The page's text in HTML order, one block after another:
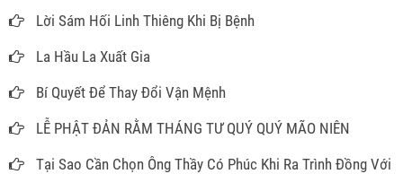
Lời Sám Hối Linh Thiêng Khi Bị Bệnh
La Hầu La Xuất Gia
Bí Quyết Để Thay Đổi Vận Mệnh
LỄ PHẬT ĐẢN RẰM THÁNG TƯ QUÝ QUÝ MÃO NIÊN
Tại Sao Cần Chọn Ông Thầy Có Phúc Khi Ra Trình Đồng Với